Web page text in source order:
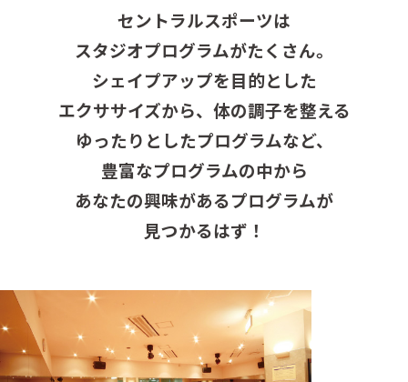
セントラルスポーツは
スタジオプログラムがたくさん。
シェイプアップを目的とした
エクササイズから、 体の調子を整える
ゆったりとしたプログラムなど、
豊富なプログラムの中から
あなたの興味があるプログラムが
見つかるはず！